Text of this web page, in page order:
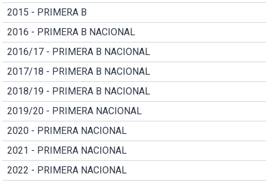
2015 - PRIMERA B
2016 - PRIMERA B NACIONAL
2016/17 - PRIMERA B NACIONAL
2017/18 - PRIMERA B NACIONAL
2018/19 - PRIMERA B NACIONAL
2019/20 - PRIMERA NACIONAL
2020 - PRIMERA NACIONAL
2021 - PRIMERA NACIONAL
2022 - PRIMERA NACIONAL